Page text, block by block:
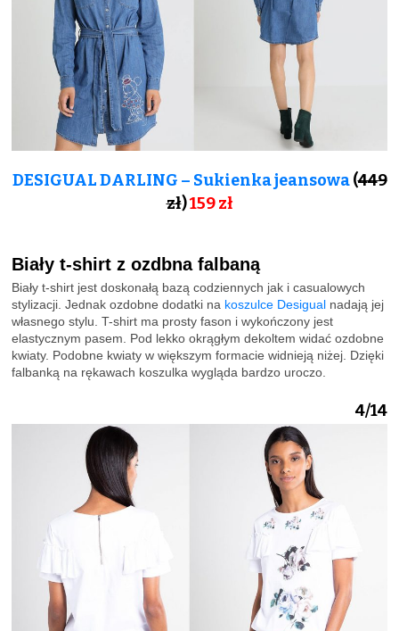
DESIGUAL DARLING – Sukienka jeansowa(449
zł)159zł
Biały t-shirt z ozdbna falbaną
Biały t-shirt jest doskonałą bazą codziennych jak i casualowych
stylizacji. Jednak ozdobne dodatki na koszulce Desigual nadają jej
własnego stylu. T-shirt ma prosty fason i wykończony jest
elastycznym pasem. Pod lekko okrągłym dekoltem widać ozdobne
kwiaty. Podobne kwiaty w większym formacie widnieją niżej. Dzięki
falbanką na rękawach koszulka wygląda bardzo uroczo.
4/14